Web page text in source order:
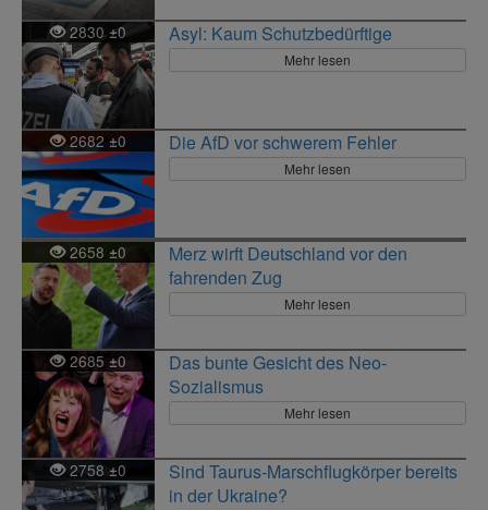
2830 ±0 Asyl: Kaum Schutzbedürftige
Mehr lesen
2682±0 Die AfD vor schwerem Fehler
Mehr lesen
2658 ±0
Merz wirft Deutschland vor den
fahrenden Zug
Mehr lesen
2685±0
Das bunte Gesicht des Neo-
Sozialismus
Mehr lesen
2758±0
Sind Taurus-Marschflugkörper bereits
in der Ukraine?